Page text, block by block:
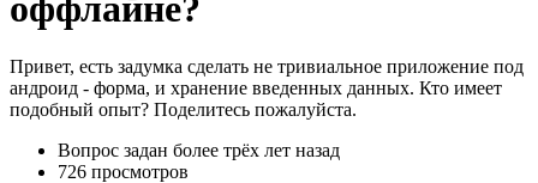
Привет, есть задумка сделать не тривиальное приложение под
андроид - форма, и хранение введенных данных. Кто имеет
подобный опыт? Поделитесь пожалуйста.
Вопрос задан более трёх лет назад
726 просмотров